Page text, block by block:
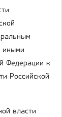
иными
Федерации к
Российской
власти